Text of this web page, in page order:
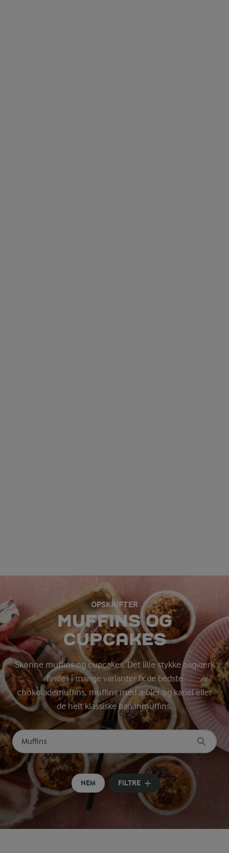
OPSKRIFTER
MUFFINS OG
CUPCAKES
Skønne muffins og cupcakes. Det lille stykke bagværk
findes i mange varianter fx de bedste
chokolademuffins, muffins med æbler og kanel eller
de helt klassiske bananmuffins.
Søg på kategori
Indtast søgeord for at søge
NEM FILTRE